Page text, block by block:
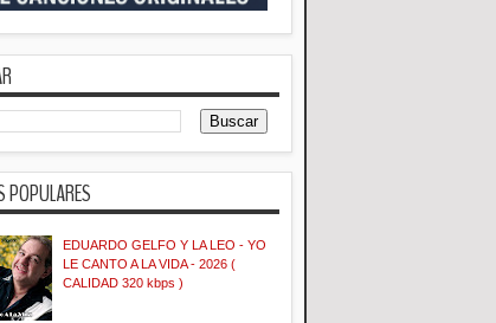
POPULARES
EDUARDO GELFO Y LA LEO - YO
LE CANTO A LA VIDA - 2026 (
CALIDAD 320 kbps )